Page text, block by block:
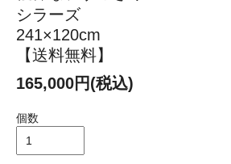
シラーズ
241×120cm
【送料無料】
165,000円(税込)
個数